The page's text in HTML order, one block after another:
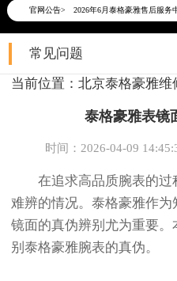
官网公告> 2026年6月泰格豪雅售后服务
节假日正常营业！
常见问题
当前位置： 北京泰格豪雅维
泰格豪雅表镜
时间：2026-04-09
在追求高品质腕表的过
难辨的情况。泰格豪雅作
镜面的真伪辨别尤为重要
别泰格豪雅腕表的真伪。